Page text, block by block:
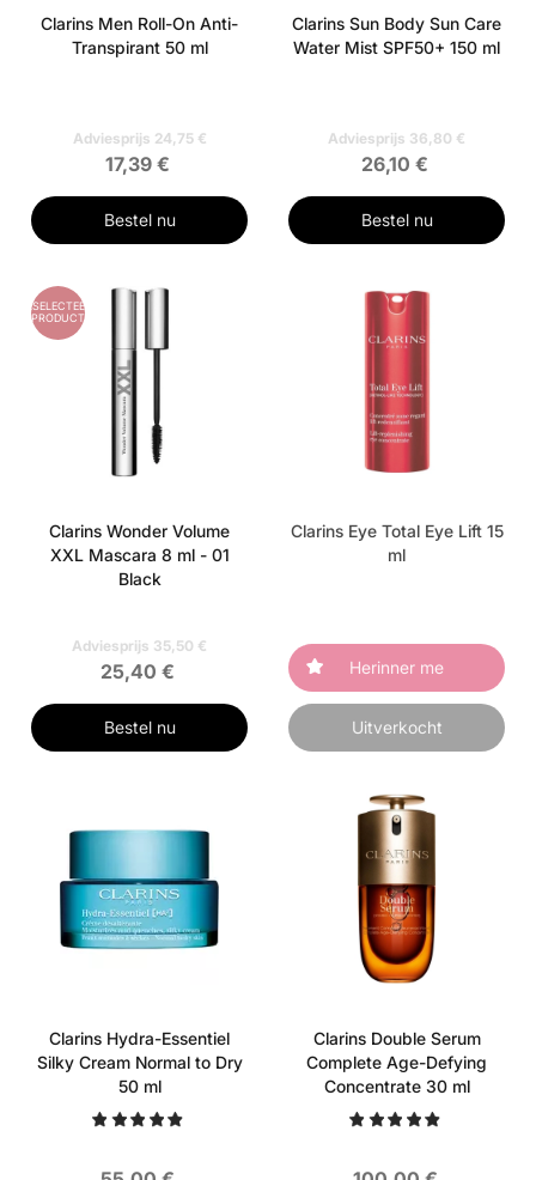
Clarins Men Roll-On Anti-
Transpirant 50 ml
Adviesprijs 24,75 €
17,39 €
Bestel nu
Clarins Sun Body Sun Care
Water Mist SPF50+ 150 ml
Adviesprijs 36,80 €
26,10 €
Bestel nu
GESELECTEERD
PRODUCT
Clarins Wonder Volume
XXL Mascara 8 ml - 01
Black
Adviesprijs 35,50 €
25,40 €
Bestel nu
Clarins Eye Total Eye Lift 15
ml
Herinner me
Uitverkocht
Clarins Hydra-Essentiel
Silky Cream Normal to Dry
50 ml
Clarins Double Serum
Complete Age-Defying
Concentrate 30 ml